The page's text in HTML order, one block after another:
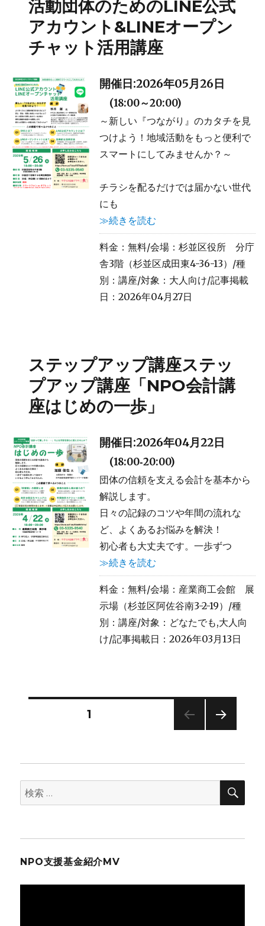
活動団体のためのLINE公式
アカウント&LINEオープン
チャット活用講座
開催日:2026年05月26日
(18:00～20:00)
～新しい『つながり』のカタチを見
つけよう！地域活動をもっと便利で
スマートにしてみませんか？～
チラシを配るだけでは届かない世代
にも
≫続きを読む
料金： 無料/会場：杉並区役所 分庁
舎3階（杉並区成田東4-36-13）/種
別：講座/対象：大人向け/記事掲載
日：2026年04月27日
ステップアップ講座ステッ
プアップ講座「NPO会計講
座はじめの一歩」
開催日:2026年04月22日
(18:00‐20:00)
団体の信頼を支える会計を基本から
解説します。
日々の記録のコツや年間の流れな
ど、よくあるお悩みを解決！
初心者も大丈夫です。一歩ずつ
≫続きを読む
料金： 無料/会場：産業商工会館 展
示場（杉並区阿佐谷南3-2-19）/種
別：講座/対象：どなたでも,大人向
け/記事掲載日：2026年03月13日
ペ
ジ
送
固定ページ1
検
索:
検
NPO支援基金紹介MV